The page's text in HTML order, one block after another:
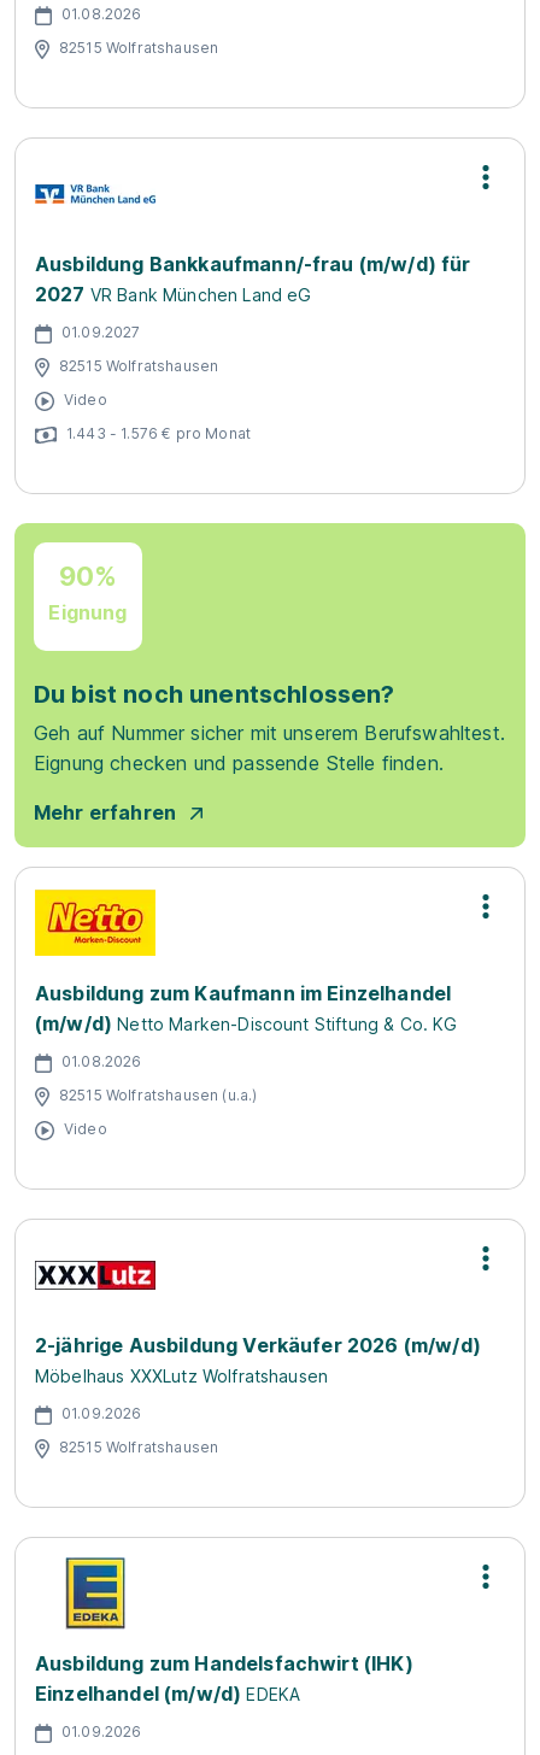
01.08.2026
82515 Wolfratshausen
Ausbildung Bankkaufmann/-frau (m/w/d) für
2027 VR Bank München Land eG
01.09.2027
82515 Wolfratshausen
Video
1.443 - 1.576 € pro Monat
90%
Eignung
Du bist noch unentschlossen?
Geh auf Nummer sicher mit unserem Berufswahltest.
Eignung checken und passende Stelle finden.
Mehr erfahren
Ausbildung zum Kaufmann im Einzelhandel
(m/w/d) Netto Marken-Discount Stiftung & Co. KG
01.08.2026
82515 Wolfratshausen (u.a.)
Video
2-jährige Ausbildung Verkäufer 2026 (m/w/d)
Möbelhaus XXXLutz Wolfratshausen
01.09.2026
82515 Wolfratshausen
Ausbildung zum Handelsfachwirt (IHK)
Einzelhandel (m/w/d) EDEKA
01.09.2026